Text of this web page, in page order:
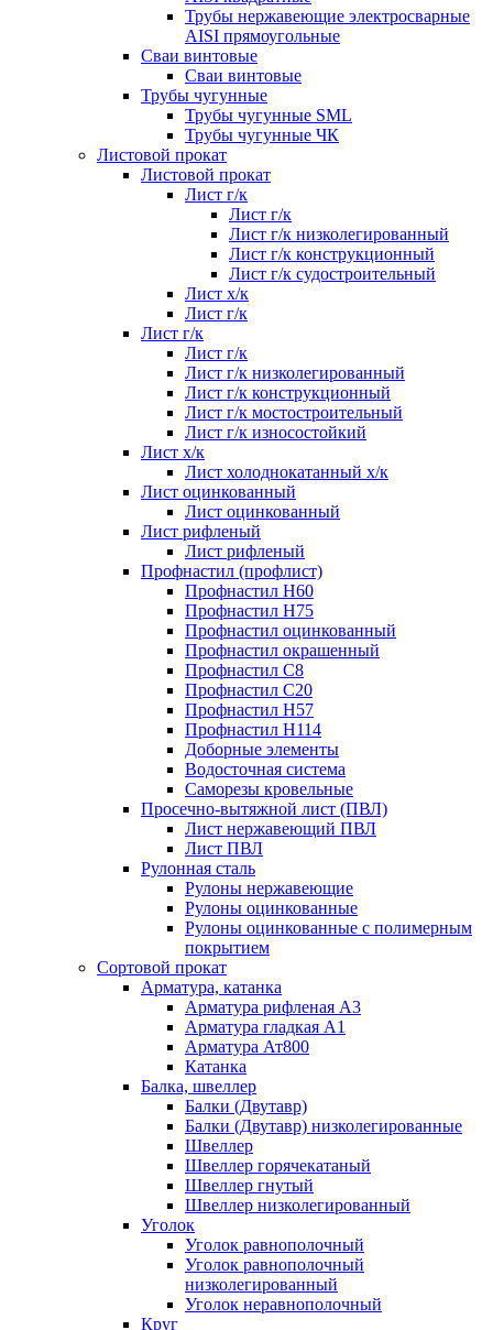
Трубы нержавеющие электросварные
AISI прямоугольные
Сваи винтовые
Сваи винтовые
Трубы чугунные
Трубы чугунные SML
Трубы чугунные ЧК
Листовой прокат
Листовой прокат
Лист г/к
Лист г/к
Лист г/к низколегированный
Лист г/к конструкционный
Лист г/к судостроительный
Лист х/к
Лист г/к
Лист г/к
Лист г/к
Лист г/к низколегированный
Лист г/к конструкционный
Лист г/к мостостроительный
Лист г/к износостойкий
Лист х/к
Лист холоднокатанный х/к
Лист оцинкованный
Лист оцинкованный
Лист рифленый
Лист рифленый
Профнастил (профлист)
Профнастил Н60
Профнастил Н75
Профнастил оцинкованный
Профнастил окрашенный
Профнастил С8
Профнастил С20
Профнастил Н57
Профнастил Н114
Доборные элементы
Водосточная система
Саморезы кровельные
Просечно-вытяжной лист (ПВЛ)
Лист нержавеющий ПВЛ
Лист ПВЛ
Рулонная сталь
Рулоны нержавеющие
Рулоны оцинкованные
Рулоны оцинкованные с полимерным
покрытием
Сортовой прокат
Арматура, катанка
Арматура рифленая А3
Арматура гладкая А1
Арматура Ат800
Катанка
Балка, швеллер
Балки (Двутавр)
Балки (Двутавр) низколегированные
Швеллер
Швеллер горячекатаный
Швеллер гнутый
Швеллер низколегированный
Уголок
Уголок равнополочный
Уголок равнополочный
низколегированный
Уголок неравнополочный
Круг